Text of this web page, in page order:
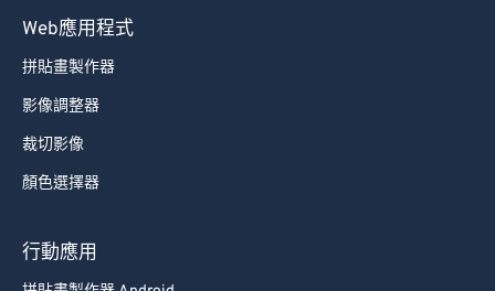
Web應用程式
拼貼畫製作器
影像調整器
裁切影像
顏色選擇器
行動應用